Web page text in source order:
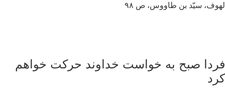
سیّد بن طاووس، ص ۹۸
صبح به خواست خداوند حرکت خواهم